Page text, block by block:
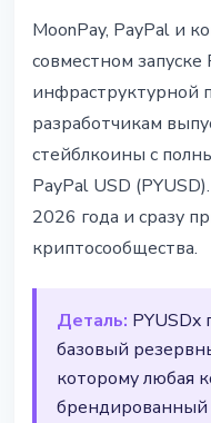
MoonPay,
фреймворк
28 февраля 2026 г.2
Наталия Дорофеева
MoonPay, PayPal и
совместном запуске
инфраструктурной
разработчикам
стейблкоины с
PayPal USD
2026 года и сразу
криптосообщества.
Деталь: PYUSDx
базовый
которому любая
брендированный